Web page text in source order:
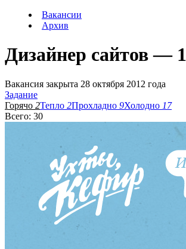
Вакансии
Архив
Дизайнер сайтов —
Вакансия закрыта 28 октября 2012 года
Задание
Горячо 2Тепло 2Прохладно 9Холодно 17
Всего: 30